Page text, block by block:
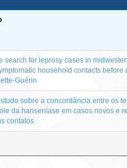
search for leprosy cases in
household contacts
Guérin
sobre a concordância entre os
da hanseníase em casos novos e
contatos